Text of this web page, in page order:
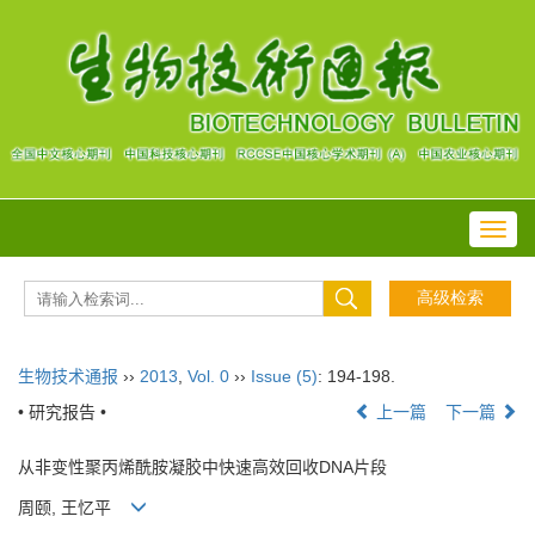
生物技术通报 ›› 2013 Vol. 0 ›› Issue (5): 194-198.
• 研究报告 •
上一篇 下一篇
从非变性聚丙烯酰胺凝胶中快速高效回收DNA片段
周颐, 王忆平